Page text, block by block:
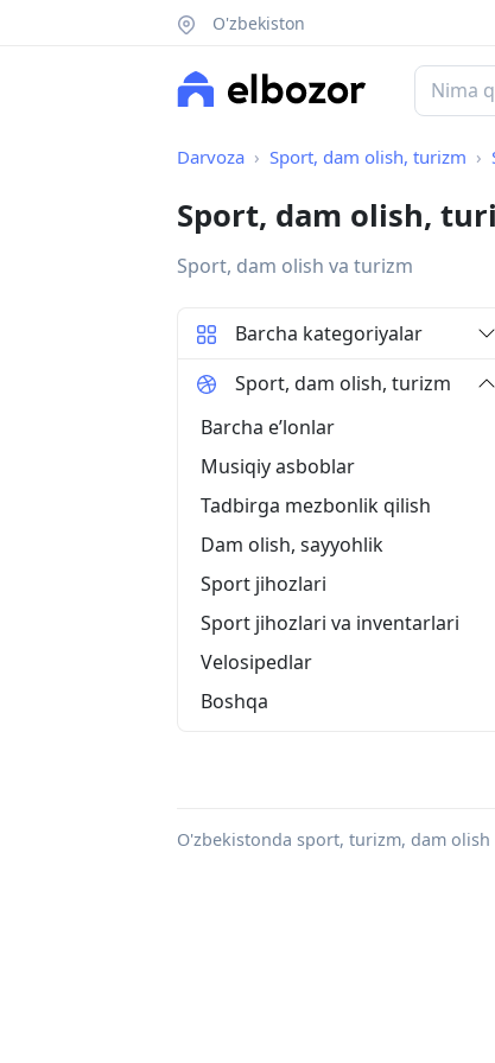
O'zbekiston
Darvoza Sport, dam olish, turizm
Sport, dam olish,
Sport, dam olish va turizm
Barcha kategoriyalar
Sport, dam olish, turizm
Barcha eʼlonlar
Musiqiy asboblar
Tadbirga mezbonlik qilish
Dam olish, sayyohlik
Sport jihozlari
Sport jihozlari va inventarlari
Velosipedlar
Boshqa
O'zbekistonda sport, turizm, dam